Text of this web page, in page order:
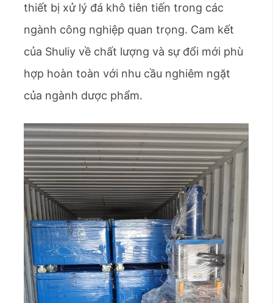
thiết bị xử lý đá khô tiên tiến trong các
ngành công nghiệp quan trọng. Cam kết
của Shuliy về chất lượng và sự đổi mới phù
hợp hoàn toàn với nhu cầu nghiêm ngặt
của ngành dược phẩm.